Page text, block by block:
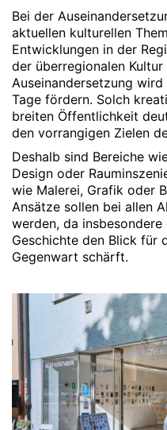
Bei der
aktuellen kulturellen
Entwicklungen in der
der überregionalen
Auseinandersetzung
Tage fördern. Solch
breiten Öffentlichkeit
den vorrangigen Zielen
Deshalb sind Bereiche
Design oder
wie Malerei, Grafik oder
Ansätze sollen bei allen
werden, da
Geschichte den Blick für
Gegenwart schärft.